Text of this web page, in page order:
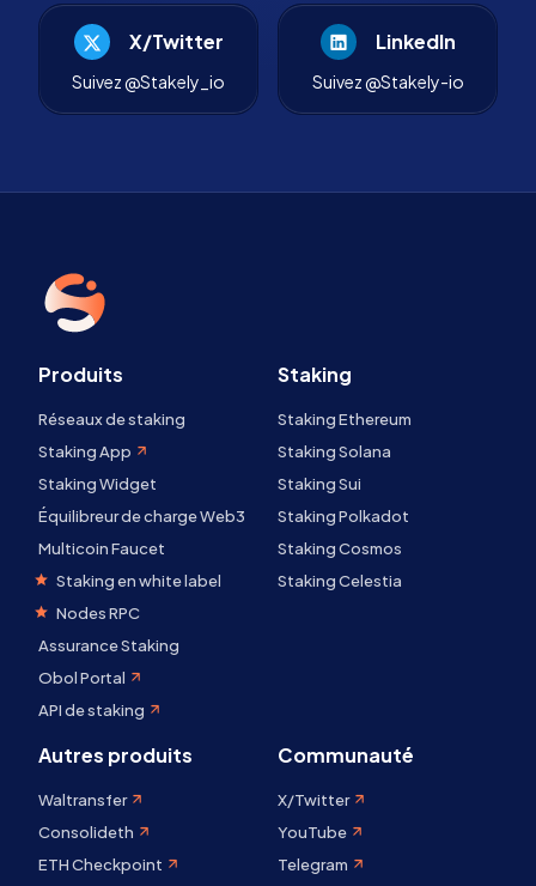
X/Twitter
Suivez @Stakely_io
LinkedIn
Suivez @Stakely-io
Produits
Réseaux de staking
Staking App
Staking Widget
Équilibreur de charge Web3
Multicoin Faucet
Staking en white label
Nodes RPC
Assurance Staking
Obol Portal
API de staking
Staking
Staking Ethereum
Staking Solana
Staking Sui
Staking Polkadot
Staking Cosmos
Staking Celestia
Autres produits
Waltransfer
Consolideth
ETH Checkpoint
Communauté
X/Twitter
YouTube
Telegram